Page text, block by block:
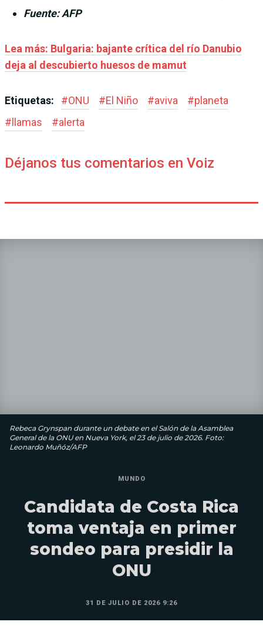
Fuente: AFP
Lea más: Bulgaria: bajante crítica del río Danubio
deja al descubierto huesos de mamut
Etiquetas: #ONU #El Niño #aviva #planeta
#llamas #alerta
Déjanos tus comentarios en Voiz
Rebeca Grynspan durante un debate en el Salón de la Asamblea
General de la ONU en Nueva York, el 23 de julio de 2026. Foto:
Leonardo Muñóz/AFP
MUNDO
Candidata de Costa Rica
toma ventaja en primer
sondeo para presidir la
ONU
31 DE JULIO DE 2026 9:26